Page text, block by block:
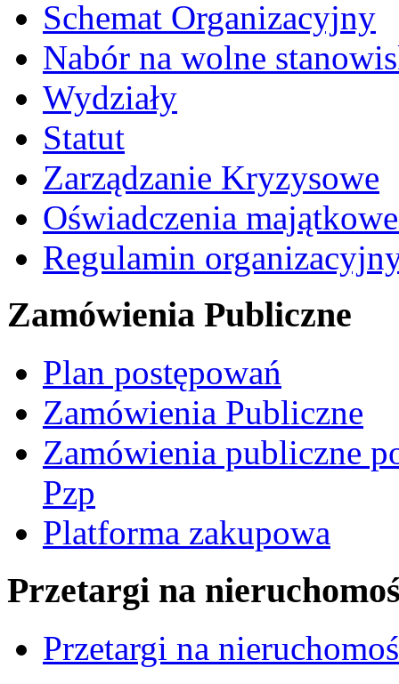
Schemat Organizacyjny
Nabór na wolne
Wydziały
Statut
Zarządzanie Kryzysowe
Oświadczenia
Regulamin
Zamówienia Publiczne
Plan postępowań
Zamówienia Publiczne
Zamówienia publiczne
Pzp
Platforma zakupowa
Przetargi na
Przetargi na